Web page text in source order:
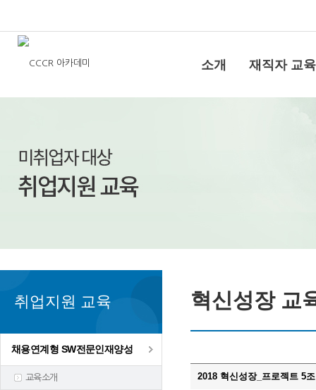
소개 재직자 교육
취업지원 교육
채용연계형 SW전문인재양성
교육소개
혁신성장 교
2018 혁신성장_프로젝트 5